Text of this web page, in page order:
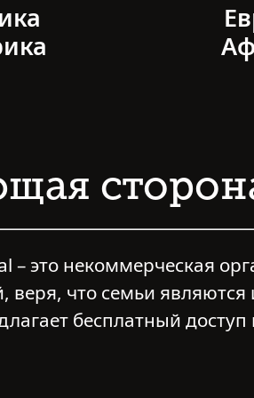
это некоммерческая
веря, что семьи
бесплатный